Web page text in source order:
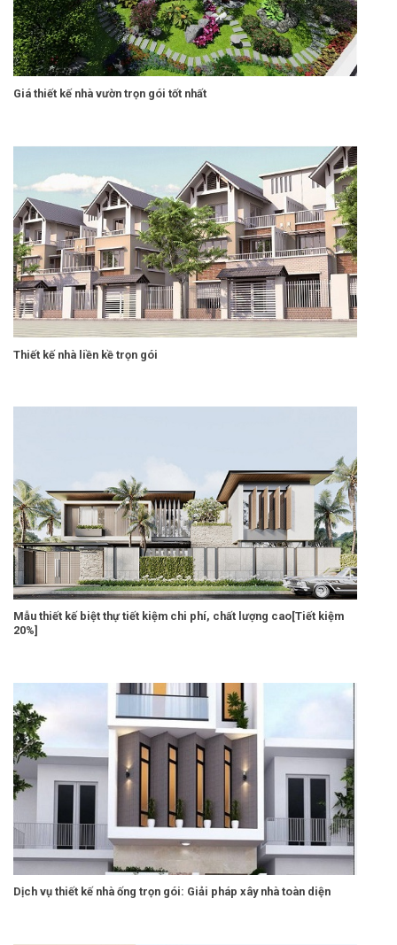
Giá thiết kế nhà vườn trọn gói tốt nhất
Thiết kế nhà liền kề trọn gói
Mẫu thiết kế biệt thự tiết kiệm chi phí, chất lượng cao[Tiết kiệm
20%]
Dịch vụ thiết kế nhà ống trọn gói: Giải pháp xây nhà toàn diện